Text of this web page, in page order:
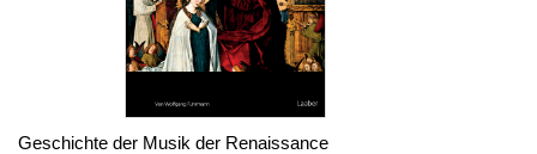
Geschichte der Musik der Renaissance